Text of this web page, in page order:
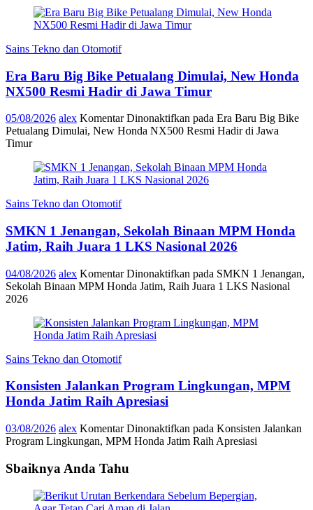
Sains Tekno dan Otomotif
Era Baru Big Bike Petualang Dimulai, New Honda
NX500 Resmi Hadir di Jawa Timur
05/08/2026 alex Komentar Dinonaktifkan pada Era Baru Big Bike
Petualang Dimulai, New Honda NX500 Resmi Hadir di Jawa
Timur
Sains Tekno dan Otomotif
SMKN 1 Jenangan, Sekolah Binaan MPM Honda
Jatim, Raih Juara 1 LKS Nasional 2026
04/08/2026 alex Komentar Dinonaktifkan pada SMKN 1 Jenangan,
Sekolah Binaan MPM Honda Jatim, Raih Juara 1 LKS Nasional
2026
Sains Tekno dan Otomotif
Konsisten Jalankan Program Lingkungan, MPM
Honda Jatim Raih Apresiasi
03/08/2026 alex Komentar Dinonaktifkan pada Konsisten Jalankan
Program Lingkungan, MPM Honda Jatim Raih Apresiasi
Sbaiknya Anda Tahu